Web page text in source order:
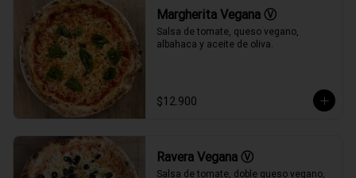
Margherita Vegana Ⓥ
Salsa de tomate, queso vegano,
albahaca y aceite de oliva.
$12.900
Ravera Vegana Ⓥ
Salsa de tomate, doble queso vegano,